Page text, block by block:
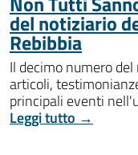
del notiziario
Rebibbia
Il decimo numero
articoli,
principali eventi
Leggi tutto →